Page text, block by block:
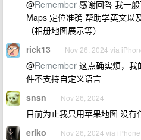
@Remember 感谢回答 我一
Maps 定位准确 帮助学英文以
（相册地图展示等）
rick13 Nov 26, 2024 via
@Remember 这点确实烦，我
件不支持自定义语言
snsn Nov 26, 2024
目前为止我只用苹果地图 没有
eriko Nov 26, 2024 via iPhone